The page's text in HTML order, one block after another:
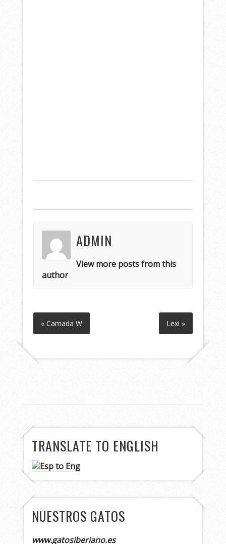
ADMIN
View more posts from this
author
« Camada W Lexi »
TRANSLATE TO ENGLISH
NUESTROS GATOS
www.gatosiberiano.es